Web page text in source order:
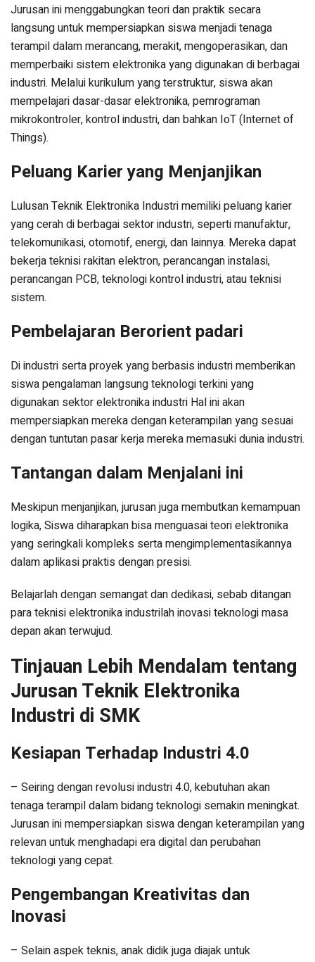
Jurusan ini menggabungkan teori dan praktik secara
langsung untuk mempersiapkan siswa menjadi tenaga
terampil dalam merancang, merakit, mengoperasikan, dan
memperbaiki sistem elektronika yang digunakan di berbagai
industri. Melalui kurikulum yang terstruktur, siswa akan
mempelajari dasar-dasar elektronika, pemrograman
mikrokontroler, kontrol industri, dan bahkan IoT (Internet of
Things).
Peluang Karier yang Menjanjikan
Lulusan Teknik Elektronika Industri memiliki peluang karier
yang cerah di berbagai sektor industri, seperti manufaktur,
telekomunikasi, otomotif, energi, dan lainnya. Mereka dapat
bekerja teknisi rakitan elektron, perancangan instalasi,
perancangan PCB, teknologi kontrol industri, atau teknisi
sistem.
Pembelajaran Berorient padari
Di industri serta proyek yang berbasis industri memberikan
siswa pengalaman langsung teknologi terkini yang
digunakan sektor elektronika industri Hal ini akan
mempersiapkan mereka dengan keterampilan yang sesuai
dengan tuntutan pasar kerja mereka memasuki dunia industri.
Tantangan dalam Menjalani ini
Meskipun menjanjikan, jurusan juga membutkan kemampuan
logika, Siswa diharapkan bisa menguasai teori elektronika
yang seringkali kompleks serta mengimplementasikannya
dalam aplikasi praktis dengan presisi.
Belajarlah dengan semangat dan dedikasi, sebab ditangan
para teknisi elektronika industrilah inovasi teknologi masa
depan akan terwujud.
Tinjauan Lebih Mendalam tentang
Jurusan Teknik Elektronika
Industri di SMK
Kesiapan Terhadap Industri 4.0
– Seiring dengan revolusi industri 4.0, kebutuhan akan
tenaga terampil dalam bidang teknologi semakin meningkat.
Jurusan ini mempersiapkan siswa dengan keterampilan yang
relevan untuk menghadapi era digital dan perubahan
teknologi yang cepat.
Pengembangan Kreativitas dan
Inovasi
– Selain aspek teknis, anak didik juga diajak untuk